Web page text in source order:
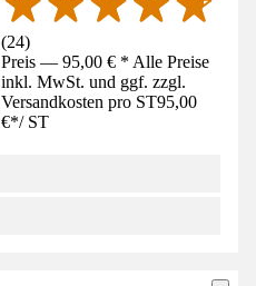
(24)
Preis — 95,00 € * Alle Preise
inkl. MwSt. und ggf. zzgl.
Versandkosten pro ST95,00
€*/ ST